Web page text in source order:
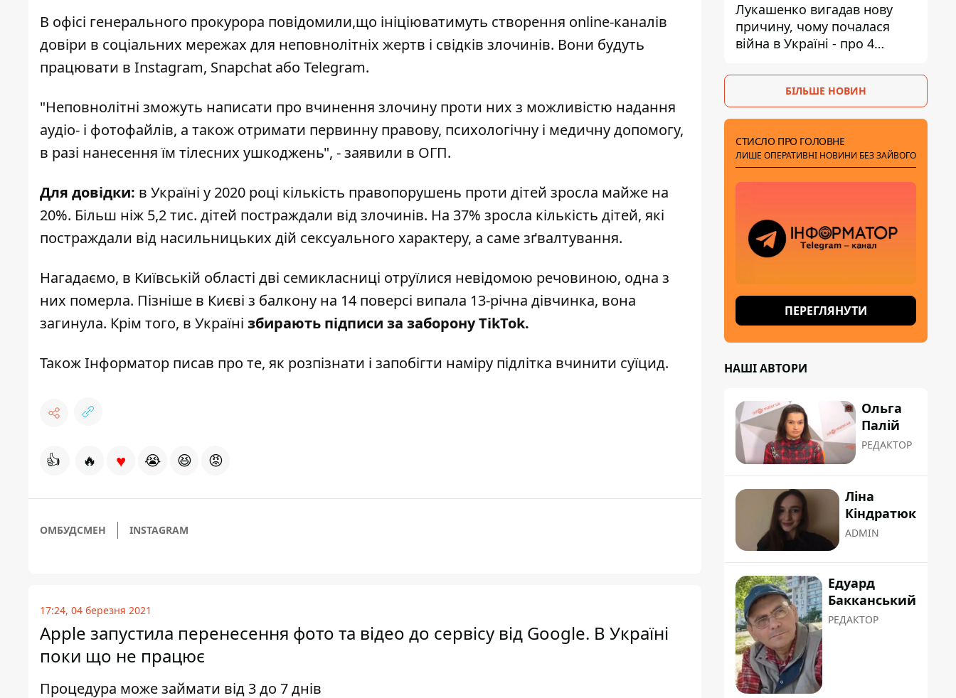
В офісі генерального прокурора повідомили,що ініціюватимуть створення online-каналів
довіри в соціальних мережах для неповнолітніх жертв і свідків злочинів. Вони будуть
працювати в Instagram, Snapchat або Telegram.
"Неповнолітні зможуть написати про вчинення злочину проти них з можливістю надання
аудіо- і фотофайлів, а також отримати первинну правову, психологічну і медичну допомогу,
в разі нанесення їм тілесних ушкоджень", - заявили в ОГП.
Для довідки: в Україні у 2020 році кількість правопорушень проти дітей зросла майже на
20%. Більш ніж 5,2 тис. дітей постраждали від злочинів. На 37% зросла кількість дітей, які
постраждали від насильницьких дій сексуального характеру, а саме зґвалтування.
Нагадаємо, в Київській області дві семикласниці отруїлися невідомою речовиною, одна з
них померла. Пізніше в Києві з балкону на 14 поверсі випала 13-річна дівчинка, вона
загинула. Крім того, в Україні збирають підписи за заборону TikTok.
ТакожІнформатор писав про те, як розпізнати і запобігти наміру підлітка вчинити суїцид.
👍 🔥 ♥ 😭 😆 😡
ОМБУДСМЕН INSTAGRAM
17:24, 04 березня 2021
Apple запустила перенесення фото та відео до сервісу від Google. В Україні
поки що не працює
Процедура може займати від 3 до 7 днів
Лукашенко вигадав нову
причину, чому почалася
війна в Україні - про 4
БІЛЬШЕ НОВИН
СТИСЛО ПРО ГОЛОВНЕ
ЛИШЕ ОПЕРАТИВНІ НОВИНИ БЕЗ ЗАЙВОГО
ПЕРЕГЛЯНУТИ
НАШІ АВТОРИ
Ольга
Палій
РЕДАКТОР
Ліна
Кіндратюк
ADMIN
Едуард
Бакканський
РЕДАКТОР